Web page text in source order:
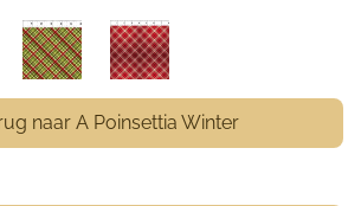
naar A Poinsettia Winter